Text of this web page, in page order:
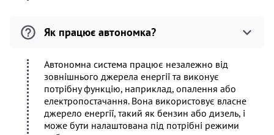
Як працює автономка?
Автономна система працює незалежно від
зовнішнього джерела енергії та виконує
потрібну функцію, наприклад, опалення або
електропостачання. Вона використовує власне
джерело енергії, такий як бензин або дизель, і
може бути налаштована під потрібні режими